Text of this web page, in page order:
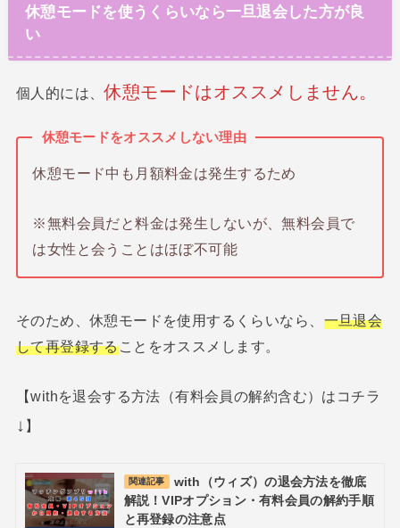
休憩モードを使うくらいなら一旦退会した方が良
い
個人的には、休憩モードはオススメしません。
休憩モードをオススメしない理由
休憩モード中も月額料金は発生するため
※無料会員だと料金は発生しないが、無料会員で
は女性と会うことはほぼ不可能
そのため、休憩モードを使用するくらいなら、 一旦退会
して再登録することをオススメします。
【withを退会する方法（有料会員の解約含む）はコチラ
↓ 】
関連記事
with（ウィズ）の退会方法を徹底
解説！VIPオプション・有料会員の解約手順
と再登録の注意点